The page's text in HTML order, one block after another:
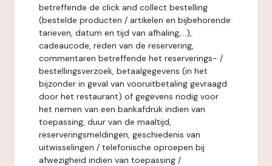
betreffende de click and collect bestelling
(bestelde producten / artikelen en bijbehorende
tarieven, datum en tijd van afhaling,...),
cadeaucode, reden van de reservering,
commentaren betreffende het reserverings- /
bestellingsverzoek, betaalgegevens (in het
bijzonder in geval van vooruitbetaling gevraagd
door het restaurant) of gegevens nodig voor
het nemen van een bankafdruk indien van
toepassing, duur van de maaltijd,
reserveringsmeldingen, geschiedenis van
uitwisselingen / telefonische oproepen bij
afwezigheid indien van toepassing /